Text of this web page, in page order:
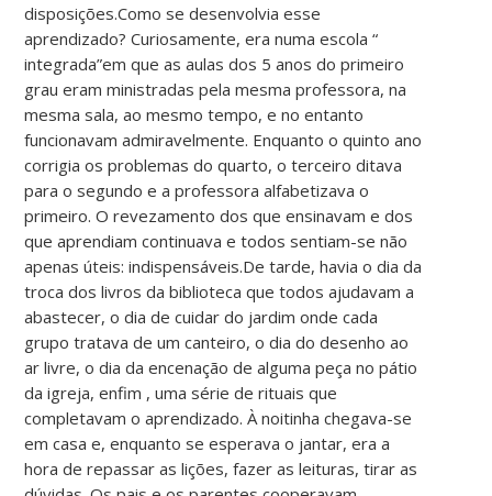
disposições.Como se desenvolvia esse
aprendizado? Curiosamente, era numa escola “
integrada”em que as aulas dos 5 anos do primeiro
grau eram ministradas pela mesma professora, na
mesma sala, ao mesmo tempo, e no entanto
funcionavam admiravelmente. Enquanto o quinto ano
corrigia os problemas do quarto, o terceiro ditava
para o segundo e a professora alfabetizava o
primeiro. O revezamento dos que ensinavam e dos
que aprendiam continuava e todos sentiam-se não
apenas úteis: indispensáveis.De tarde, havia o dia da
troca dos livros da biblioteca que todos ajudavam a
abastecer, o dia de cuidar do jardim onde cada
grupo tratava de um canteiro, o dia do desenho ao
ar livre, o dia da encenação de alguma peça no pátio
da igreja, enfim , uma série de rituais que
completavam o aprendizado. À noitinha chegava-se
em casa e, enquanto se esperava o jantar, era a
hora de repassar as lições, fazer as leituras, tirar as